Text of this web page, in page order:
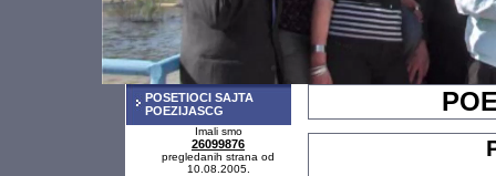
POSETIOCI SAJTA
POEZIJASCG
Imali smo
26099876
pregledanih strana od
10.08.2005.